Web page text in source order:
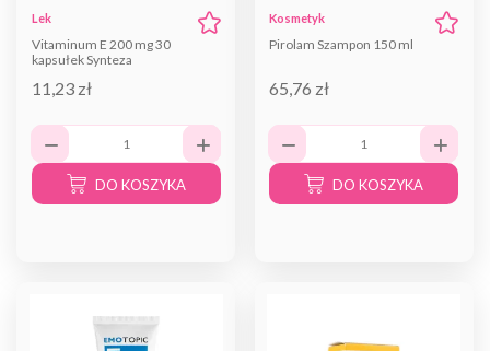
Lek
Vitaminum E 200 mg 30
kapsułek Synteza
11,23 zł
DO KOSZYKA
Kosmetyk
Pirolam Szampon 150 ml
65,76 zł
DO KOSZYKA